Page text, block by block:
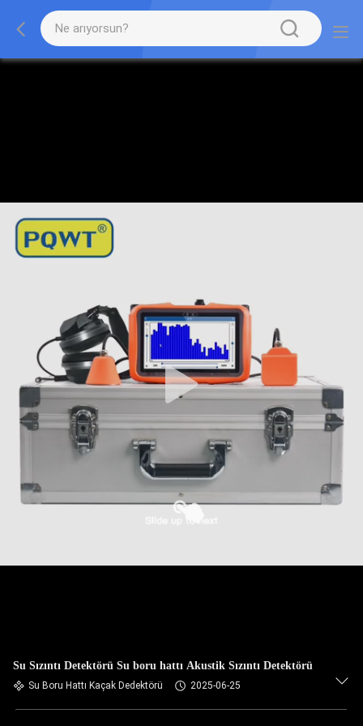
Su Sızıntı Detektörü Su boru hattı Akustik Sızıntı Detektörü
Su Boru Hattı Kaçak Dedektörü 2025-06-25